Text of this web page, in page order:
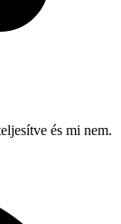
és mi nem.